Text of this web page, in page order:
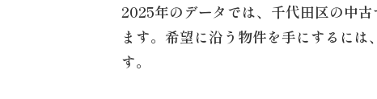
2025年のデータでは、千代田区の中
ます。希望に沿う物件を手にするに
す。